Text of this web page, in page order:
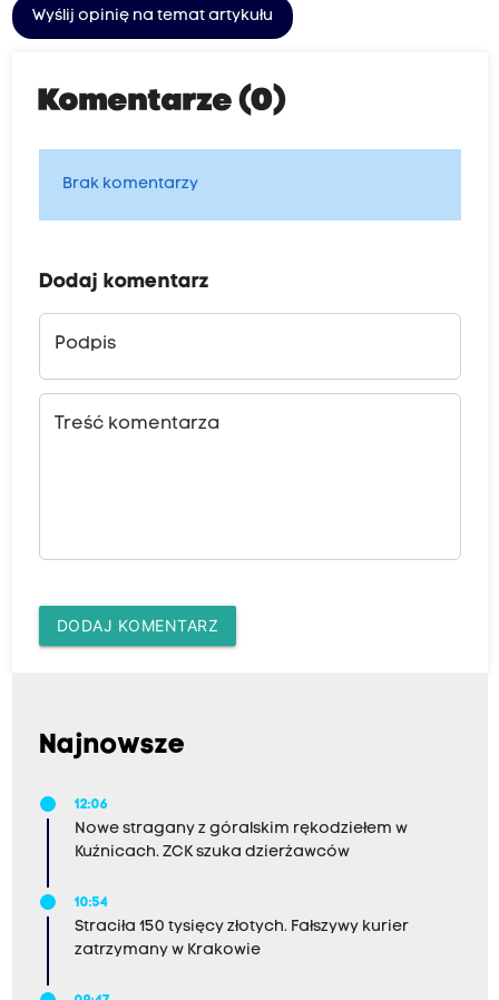
Wyślij opinię na temat artykułu
Komentarze (0)
Brak komentarzy
Dodaj komentarz
Podpis
Treść komentarza
DODAJ KOMENTARZ
Najnowsze
12:06
Nowe stragany z góralskim rękodziełem w
Kuźnicach. ZCK szuka dzierżawców
10:54
Straciła 150 tysięcy złotych. Fałszywy kurier
zatrzymany w Krakowie